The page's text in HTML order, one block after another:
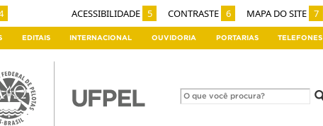
ACESSIBILIDADE 5 CONTRASTE 6 MAPA DO SITE 7
EDITAIS INTERNACIONAL OUVIDORIA PORTARIAS TELEFONES